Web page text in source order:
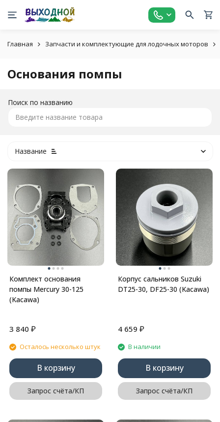
Главная Запчасти и комплектующие для лодочных моторов
Основания помпы
Поиск по названию
Название
Комплект основания
помпы Mercury 30-125
(Kacawa)
3 840 ₽
Осталось несколько штук
В корзину
Запрос счёта/КП
Корпус сальников Suzuki
DT25-30, DF25-30 (Kacawa)
4 659 ₽
В наличии
В корзину
Запрос счёта/КП